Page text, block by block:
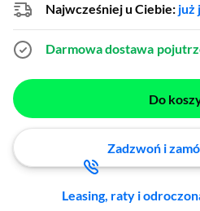
Najwcześniej u Ciebie: już
Darmowa dostawa
Do
Zadzwoń i
Leasing, raty i